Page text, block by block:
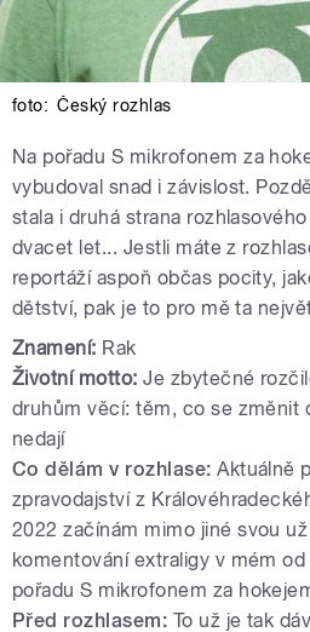
foto: Český rozhlas
Na pořadu S mikrofonem za
vybudoval snad i závislost.
stala i druhá strana
dvacet let... Jestli máte z
reportáží aspoň občas pocity,
dětství, pak je to pro mě ta
Znamení: Rak
Životní motto:Je zbytečné
druhům věcí: těm, co se změnit
nedají
Co dělám v rozhlase: Aktuálně
zpravodajství z
2022 začínám mimo jiné svou
komentování extraligy v mém
pořadu S mikrofonem za
Před rozhlasem: To už je tak